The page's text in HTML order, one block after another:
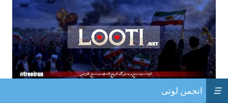
انجمن لوتی ☰